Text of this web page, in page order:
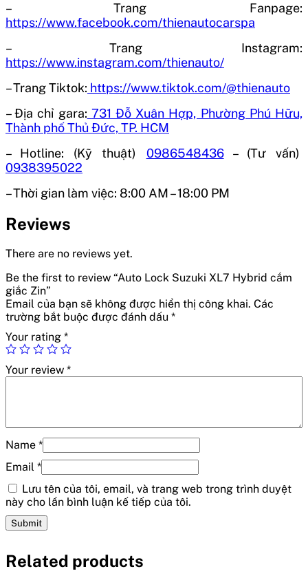
– Trang Fanpage:
https://www.facebook.com/thienautocarspa
– Trang Instagram:
https://www.instagram.com/thienauto/
– Trang Tiktok: https://www.tiktok.com/@thienauto
– Địa chỉ gara: 731 Đỗ Xuân Hợp, Phường Phú Hữu,
Thành phố Thủ Đức, TP. HCM
– Hotline: (Kỹ thuật) 0986548436– (Tư vấn)
0938395022
– Thời gian làm việc: 8:00 AM – 18:00 PM
Reviews
There are no reviews yet.
Be the first to review “Auto Lock Suzuki XL7 Hybrid cắm
giắc Zin”
Email của bạn sẽ không được hiển thị công khai. Các
trường bắt buộc được đánh dấu *
Your rating *
Your review *
Name *
Email *
Lưu tên của tôi, email, và trang web trong trình duyệt
này cho lần bình luận kế tiếp của tôi.
Related products